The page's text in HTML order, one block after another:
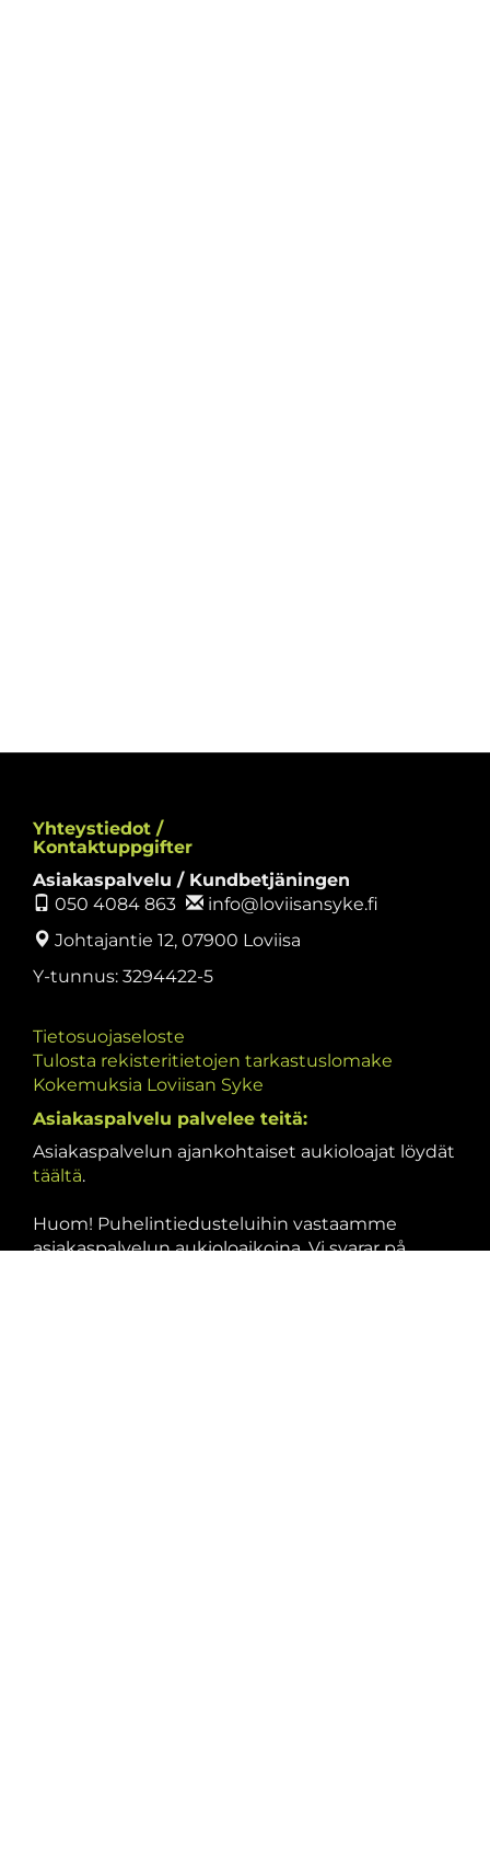
Yhteystiedot /
Kontaktuppgifter
Asiakaspalvelu / Kundbetjäningen
050 4084 863
info@loviisansyke.fi
Johtajantie 12, 07900 Loviisa
Y-tunnus: 3294422-5
Tietosuojaseloste
Tulosta rekisteritietojen tarkastuslomake
Kokemuksia Loviisan Syke
Asiakaspalvelu palvelee teitä:
Asiakaspalvelun ajankohtaiset aukioloajat löydät
täältä.
Huom! Puhelintiedusteluihin vastaamme
asiakaspalvelun aukioloaikoina. Vi svarar på